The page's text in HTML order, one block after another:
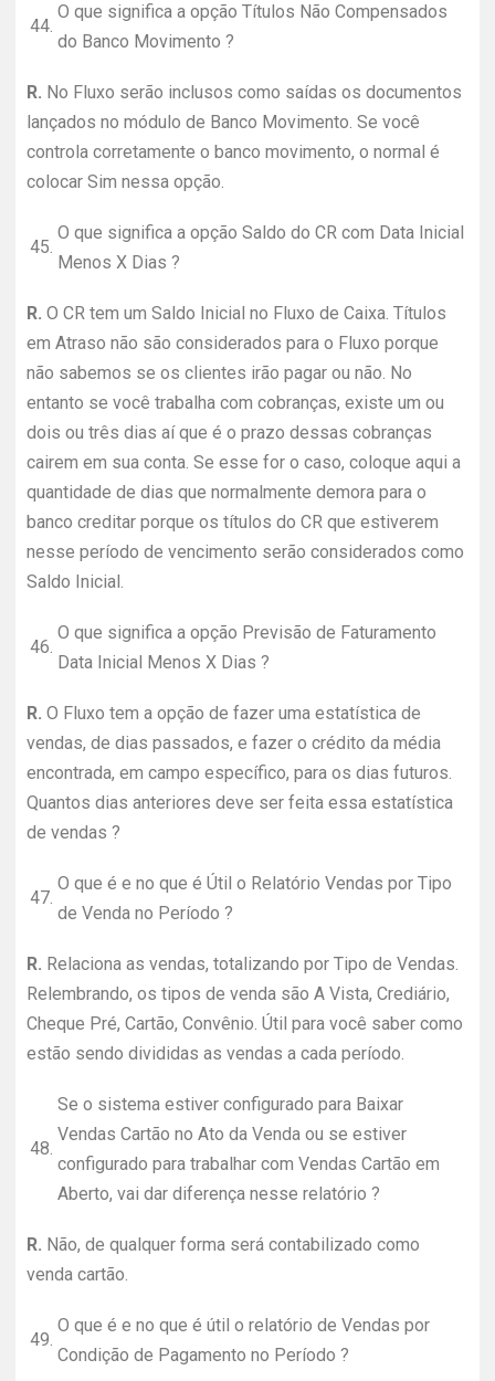
44.
O que significa a opção Títulos Não Compensados
do Banco Movimento ?
R. No Fluxo serão inclusos como saídas os documentos
lançados no módulo de Banco Movimento. Se você
controla corretamente o banco movimento, o normal é
colocar Sim nessa opção.
45.
O que significa a opção Saldo do CR com Data Inicial
Menos X Dias ?
R. O CR tem um Saldo Inicial no Fluxo de Caixa. Títulos
em Atraso não são considerados para o Fluxo porque
não sabemos se os clientes irão pagar ou não. No
entanto se você trabalha com cobranças, existe um ou
dois ou três dias aí que é o prazo dessas cobranças
cairem em sua conta. Se esse for o caso, coloque aqui a
quantidade de dias que normalmente demora para o
banco creditar porque os títulos do CR que estiverem
nesse período de vencimento serão considerados como
Saldo Inicial.
46.
O que significa a opção Previsão de Faturamento
Data Inicial Menos X Dias ?
R. O Fluxo tem a opção de fazer uma estatística de
vendas, de dias passados, e fazer o crédito da média
encontrada, em campo específico, para os dias futuros.
Quantos dias anteriores deve ser feita essa estatística
de vendas ?
47.
O que é e no que é Útil o Relatório Vendas por Tipo
de Venda no Período ?
R. Relaciona as vendas, totalizando por Tipo de Vendas.
Relembrando, os tipos de venda são A Vista, Crediário,
Cheque Pré, Cartão, Convênio. Útil para você saber como
estão sendo divididas as vendas a cada período.
48.
Se o sistema estiver configurado para Baixar
Vendas Cartão no Ato da Venda ou se estiver
configurado para trabalhar com Vendas Cartão em
Aberto, vai dar diferença nesse relatório ?
R. Não, de qualquer forma será contabilizado como
venda cartão.
49.
O que é e no que é útil o relatório de Vendas por
Condição de Pagamento no Período ?